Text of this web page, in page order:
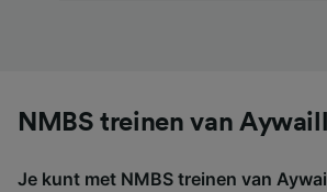
NMBS treinen van
Je kunt met NMBS treinen van